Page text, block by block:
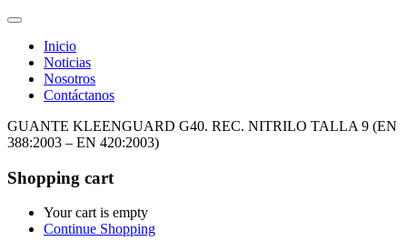
Inicio
Noticias
Nosotros
Contáctanos
GUANTE KLEENGUARD G40. REC. NITRILO TALLA 9 (EN
388:2003 – EN 420:2003)
Shopping cart
Your cart is empty
Continue Shopping